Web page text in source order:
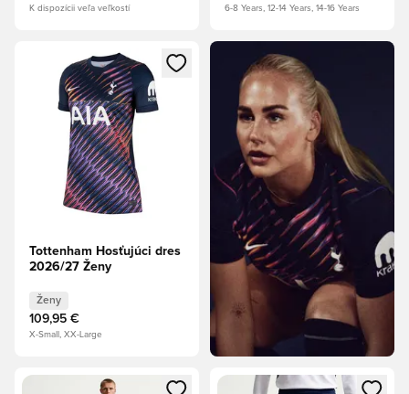
K dispozícii veľa veľkostí 6-8 Years, 12-14 Years, 14-16 Years
Otvorí modál na prihlásenie alebo registráciu ako člen
Tottenham Hosťujúci dres
2026/27 Ženy
Ženy
109,95 €
X-Small, XX-Large
Otvorí modál na prihlásenie alebo registráciu ako člen
Otvorí modál na prihlásenie